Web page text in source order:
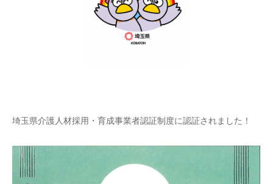
埼玉県介護人材採用・育成事業者認証制度に認証されました！